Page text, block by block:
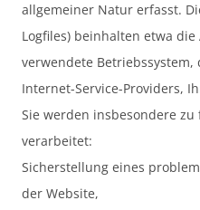
allgemeiner Natur erfasst.
Logfiles) beinhalten etwa
verwendete
Internet-Service-Providers,
Sie werden insbesondere zu
verarbeitet:
Sicherstellung eines
der Website,